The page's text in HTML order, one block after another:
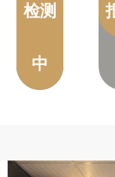
检测
中